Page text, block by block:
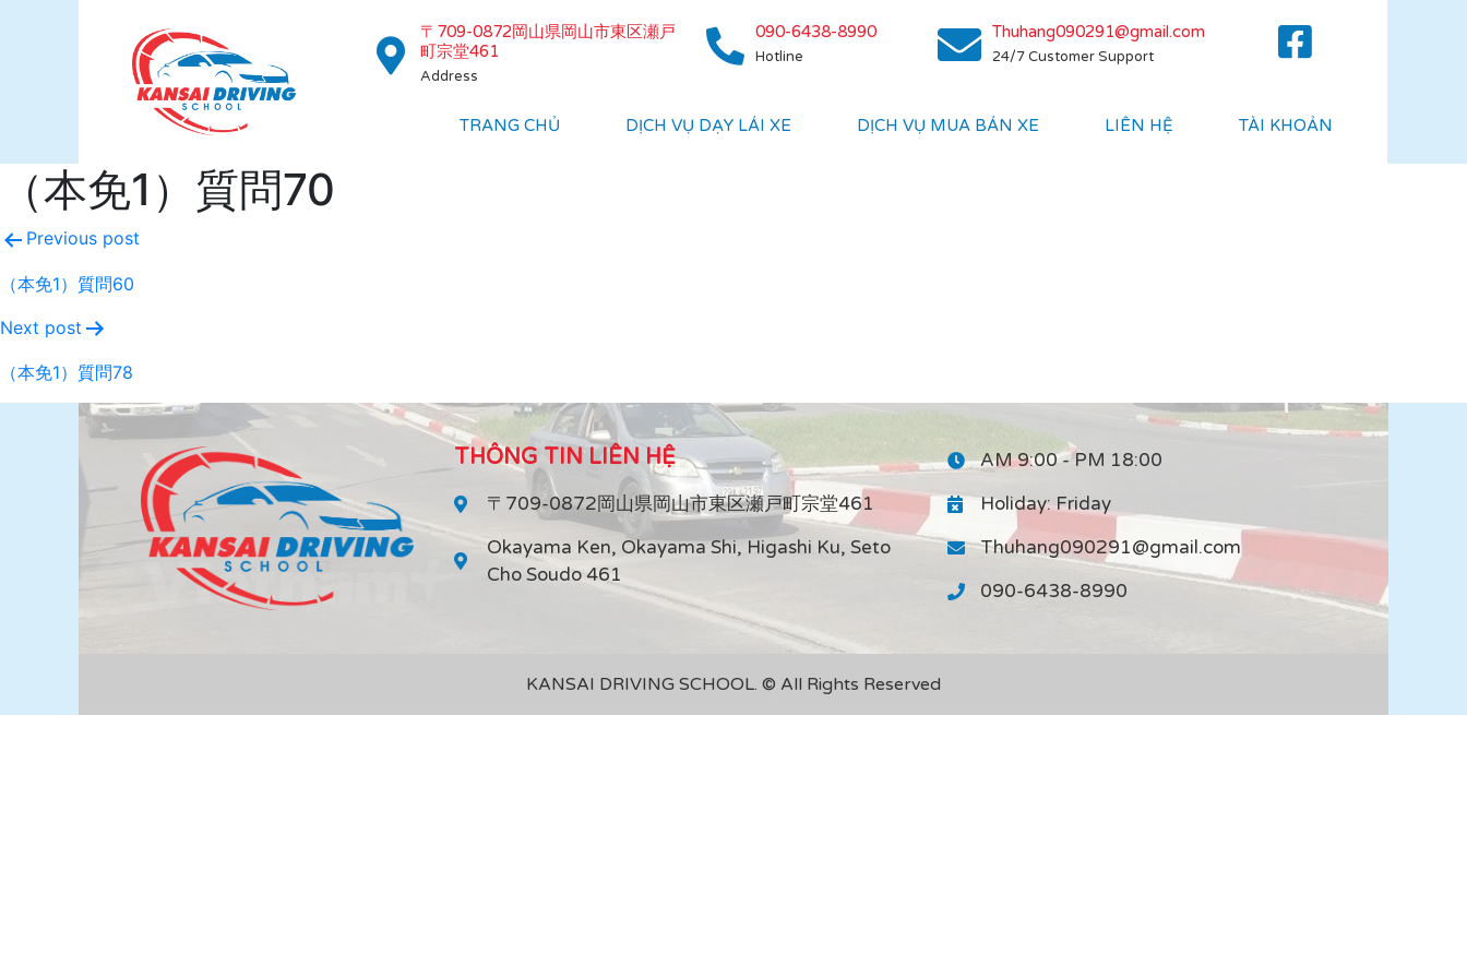
〒709-0872岡山県岡山市東区瀬戸
町宗堂461
Address
090-6438-8990
Hotline
Thuhang090291@gmail.com
24/7 Customer Support
TRANG CHỦ DỊCH VỤ DẠY LÁI XE DỊCH VỤ MUA BÁN XE LIÊN HỆ TÀI KHOẢN
（本免1）質問70
Previous post
（本免1）質問60
Next post
（本免1）質問78
THÔNG TIN LIÊN HỆ
〒709-0872岡山県岡山市東区瀬戸町宗堂461
Okayama Ken, Okayama Shi, Higashi Ku, Seto
Cho Soudo 461
AM 9:00 - PM 18:00
Holiday: Friday
Thuhang090291@gmail.com
090-6438-8990
KANSAI DRIVING SCHOOL. © All Rights Reserved